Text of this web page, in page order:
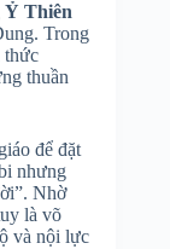
Ỷ Thiên
Trong
thức
thuần
để đặt
nhưng
Nhờ
là võ
và nội lực